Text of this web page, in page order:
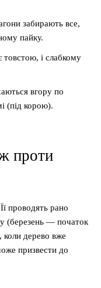
забирають все,
пайку.
товстою, і слабкому
вгору по
(під корою).
проти
проводять рано
(березень — початок
коли дерево вже
призвести до